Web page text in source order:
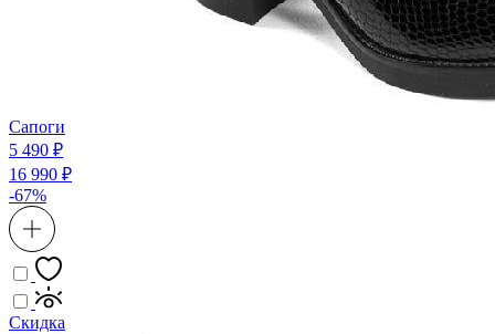
Сапоги
5 490 ₽
16 990 ₽
-67%
Скидка